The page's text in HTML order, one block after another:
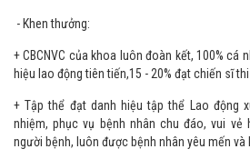
- Khen thưởng:
+ CBCNVC của khoa luôn đoàn kết, 100% cá
hiệu lao động tiên tiến,15 - 20% đạt chiến sĩ
+ Tập thể đạt danh hiệu tập thể Lao động
nhiệm, phục vụ bệnh nhân chu đáo, vui
người bệnh, luôn được bệnh nhân yêu mến và